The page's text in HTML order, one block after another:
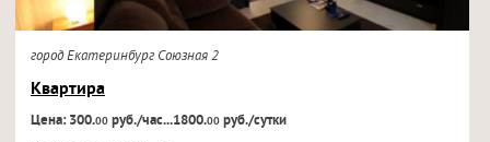
город Екатеринбург Союзная 2
Квартира
Цена: 300.00руб./час...1800.00руб./сутки